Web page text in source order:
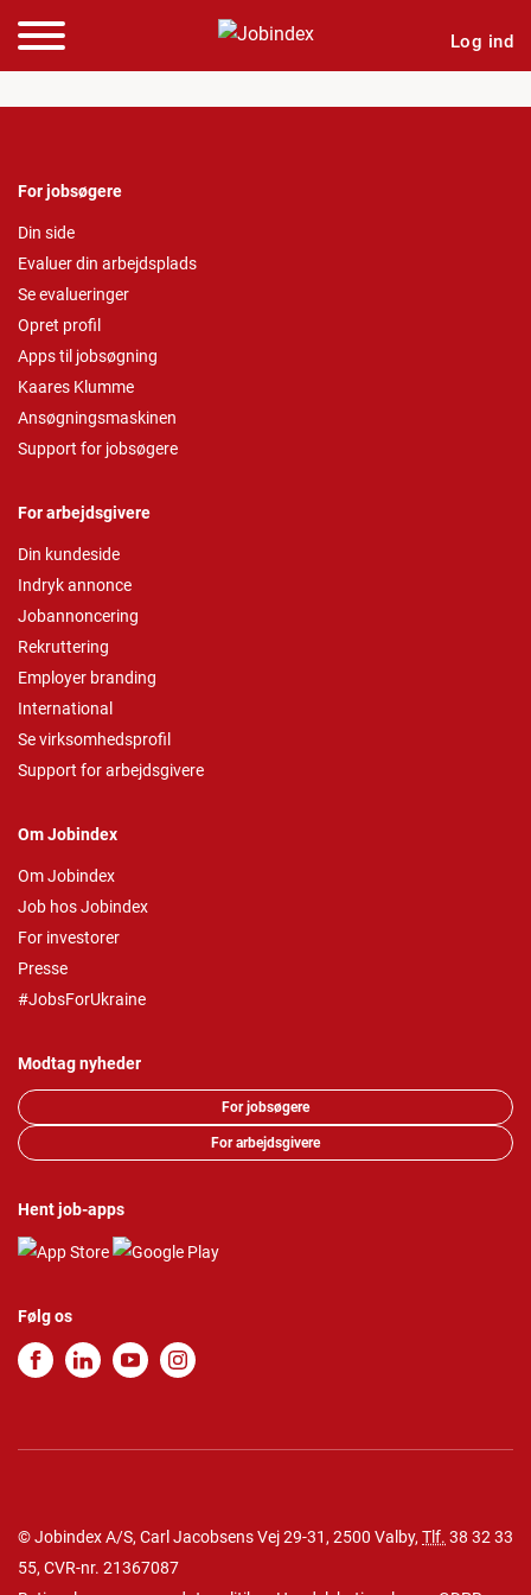
Log ind
For jobsøgere
Din side
Evaluer din arbejdsplads
Se evalueringer
Opret profil
Apps til jobsøgning
Kaares Klumme
Ansøgningsmaskinen
Support for jobsøgere
For arbejdsgivere
Din kundeside
Indryk annonce
Jobannoncering
Rekruttering
Employer branding
International
Se virksomhedsprofil
Support for arbejdsgivere
Om Jobindex
Om Jobindex
Job hos Jobindex
For investorer
Presse
#JobsForUkraine
Modtag nyheder
For jobsøgere
For arbejdsgivere
Hent job-apps
Følg os
© Jobindex A/S, Carl Jacobsens Vej 29-31, 2500 Valby, Tlf. 38 32 33
55, CVR-nr. 21367087